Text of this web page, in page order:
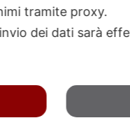
tramite proxy.
dei dati sarà